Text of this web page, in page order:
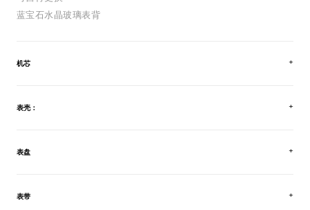
蓝宝石水晶玻璃表背
机芯
表壳：
表盘
表带